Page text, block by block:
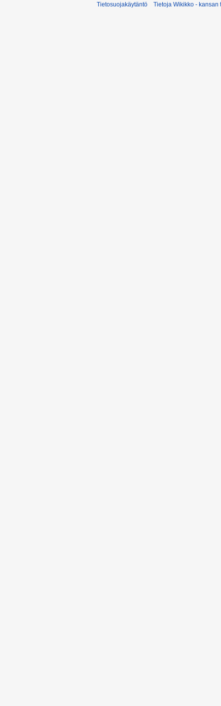
Tietosuojakäytäntö Tietoja Wikikko - kansan